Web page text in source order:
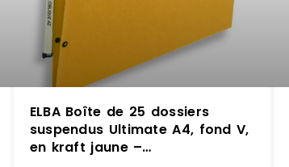
ELBA Boîte de 25 dossiers
suspendus Ultimate A4, fond V,
en kraft jaune –